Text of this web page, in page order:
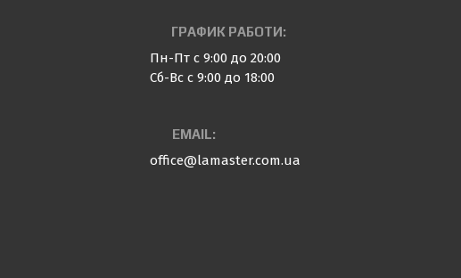
ГРАФИК РАБОТИ:
Пн-Пт с 9:00 до 20:00
Сб-Вс с 9:00 до 18:00
EMAIL:
office@lamaster.com.ua